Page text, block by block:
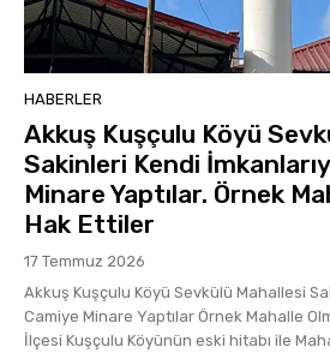
HABERLER
Akkuş Kuşçulu Köyü
Sakinleri Kendi
Minare Yaptılar. Örnek
Hak Ettiler
17 Temmuz 2026
Akkuş Kuşçulu Köyü Sevkülü Mahallesi
Camiye Minare Yaptılar Örnek Mahalle
İlçesi Kuşçulu Köyünün eski hitabı ile